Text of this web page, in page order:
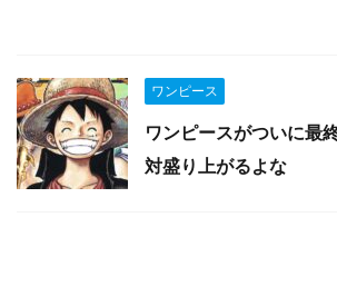
ワンピース
ワンピースがついに最
対盛り上がるよな